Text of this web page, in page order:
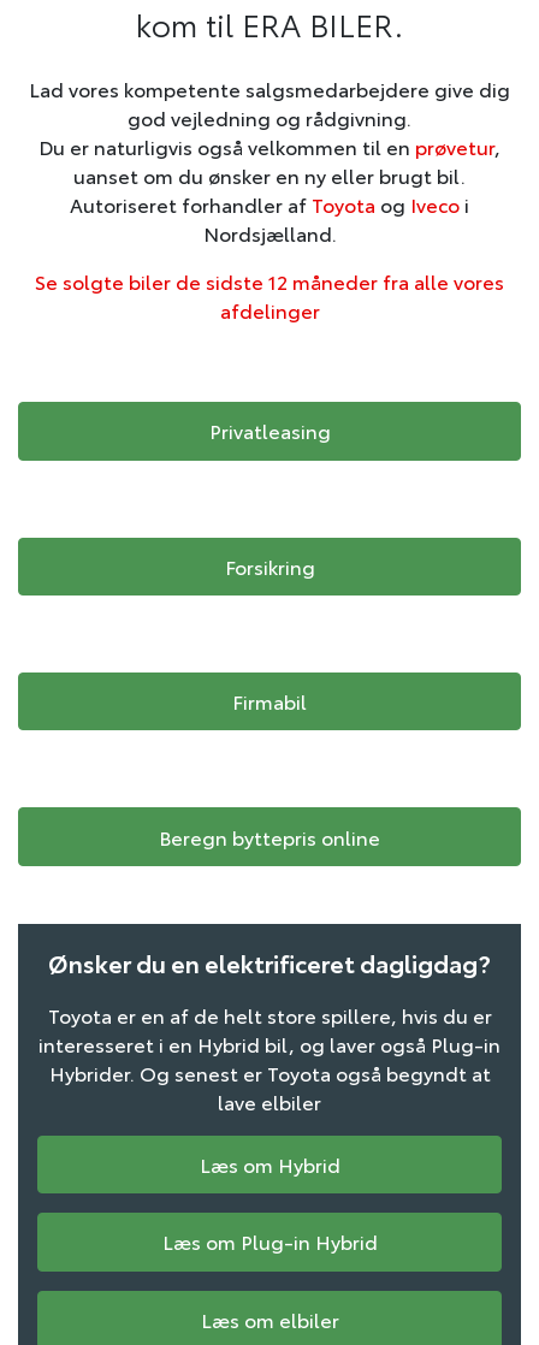
kom til ERA BILER.
Lad vores kompetente salgsmedarbejdere give dig
god vejledning og rådgivning.
Du er naturligvis også velkommen til en prøvetur,
uanset om du ønsker en ny eller brugt bil.
Autoriseret forhandler af Toyota og Iveco i
Nordsjælland.
Se solgte biler de sidste 12 måneder fra alle vores
afdelinger
Privatleasing
Forsikring
Firmabil
Beregn byttepris online
Ønsker du en elektrificeret dagligdag?
Toyota er en af de helt store spillere, hvis du er
interesseret i en Hybrid bil, og laver også Plug-in
Hybrider. Og senest er Toyota også begyndt at
lave elbiler
Læs om Hybrid
Læs om Plug-in Hybrid
Læs om elbiler